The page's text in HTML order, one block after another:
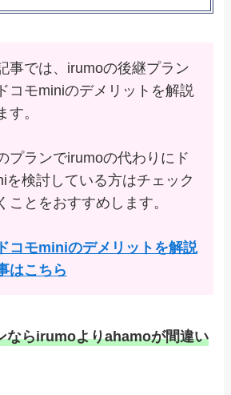
事では、irumoの後継プラン
コモminiのデメリットを解説
す。
プランでirumoの代わりにド
を検討している方はチェック
ことをおすすめします。
ドコモminiのデメリットを解説
はこちら
ならirumoよりahamoが間違い